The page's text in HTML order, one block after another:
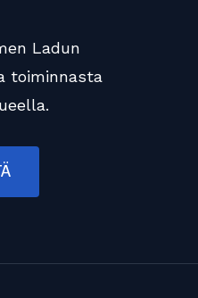
Ladun
toiminnasta